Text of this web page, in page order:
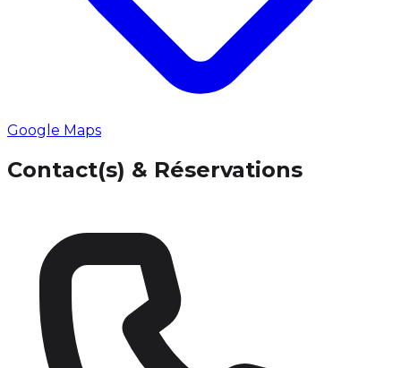
Google Maps
Contact(s) & Réservations